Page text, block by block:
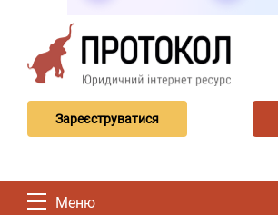
Зареєструватися
Меню